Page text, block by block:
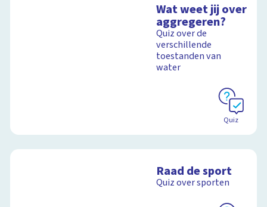
Wat weet jij over
aggregeren?
Quiz over de
verschillende
toestanden van
water
Quiz
Raad de sport
Quiz over sporten